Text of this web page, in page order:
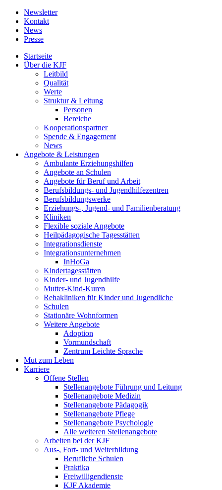
Newsletter
Kontakt
News
Presse
Startseite
Über die KJF
Leitbild
Qualität
Werte
Struktur & Leitung
Personen
Bereiche
Kooperationspartner
Spende & Engagement
News
Angebote & Leistungen
Ambulante Erziehungshilfen
Angebote an Schulen
Angebote für Beruf und Arbeit
Berufsbildungs- und Jugendhilfezentren
Berufsbildungswerke
Erziehungs-, Jugend- und Familienberatung
Kliniken
Flexible soziale Angebote
Heilpädagogische Tagesstätten
Integrationsdienste
Integrationsunternehmen
InHoGa
Kindertagesstätten
Kinder- und Jugendhilfe
Mutter-Kind-Kuren
Rehakliniken für Kinder und Jugendliche
Schulen
Stationäre Wohnformen
Weitere Angebote
Adoption
Vormundschaft
Zentrum Leichte Sprache
Mut zum Leben
Karriere
Offene Stellen
Stellenangebote Führung und Leitung
Stellenangebote Medizin
Stellenangebote Pädagogik
Stellenangebote Pflege
Stellenangebote Psychologie
Alle weiteren Stellenangebote
Arbeiten bei der KJF
Aus-, Fort- und Weiterbildung
Berufliche Schulen
Praktika
Freiwilligendienste
KJF Akademie